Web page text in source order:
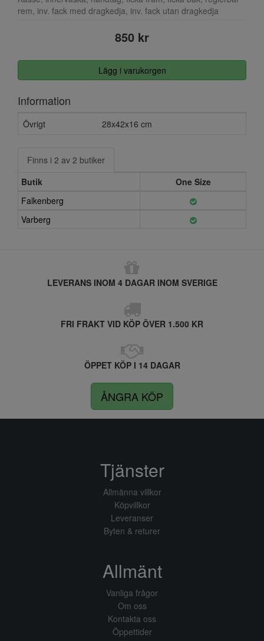
rem, inv. fack med dragkedja, inv. fack utan dragkedja
850 kr
Lägg i varukorgen
Information
Övrigt 28x42x16 cm
Finns i 2 av 2 butiker
Butik
One Size
Falkenberg
Varberg
LEVERANS INOM 4 DAGAR INOM SVERIGE
FRI FRAKT VID KÖP ÖVER 1.500 KR
ÖPPET KÖP I 14 DAGAR
ÅNGRA KÖP
Tjänster
Allmänna villkor
Köpvillkor
Leveranser
Byten & returer
Allmänt
Vanliga frågor
Om oss
Kontakta oss
Öppettider